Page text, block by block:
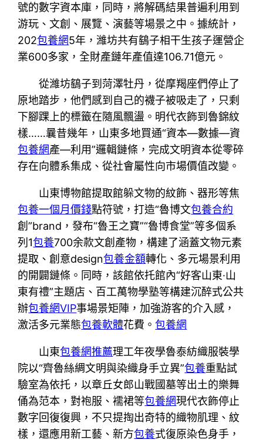
號的數字資本庫，同時，將解碼結果普遍利用到
游玩、文創、展覽、演藝等場景之中。據統計，
202包養網5年，濰坊共有鷂子相干生孩子運營企
業600多家，全財產鏈年產值達106.71億元。
從濰坊鷂子到菏澤牡丹，從摩羯座們停止了
原地踏步，他們感到自己的襪子被吸走了，只剩
下腳踝上的標籤在隨風飄盪。明代衣飾到魯錦紋
樣……曩昔幾年，山東多地買通“資本—數據—資
包養網產—利用”邏輯鏈條，完成文明資本從零碎
存在向體系集成、從社會屬性向市場價值改變。
山東博物館提取館躲文物的紋飾、器形等焦
包養一個月價錢點符號，打造“魯博文包養合約
創”brand，發布“魯王之寶”“魯博食堂”等多個系
列1包養700余款文創產物，構建了涵蓋文物元素
提取、創意design包養金額轉化、多元場景利用
的開闢鏈條。同時，該館依托館內“好客山東·山
東有禮”主題店、百工萬物學塾等構建沉醉式公共
辦包養網VIP事場景矩陣，加強游客的介入感，
激活多元業態包養軟體花費。包養網
山東包養網推薦理工年夜學魯泰紡織服裝學
院以“齊魯絲綢文明與染織身手立異”包養重點試
驗室為依托，以章丘女郎山戰國墓等出土的樂舞
俑為范本，對袍服、襦裙等包養網現代衣飾停止
數字回復復興，不只提掏出奇特的織物肌理、紋
樣，還應用新工藝、新方包養式復原染色身手，